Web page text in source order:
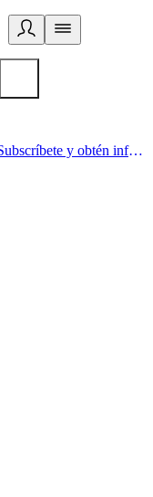
Acá comienza un estilo de vida saludable. Subscríbete y obtén información de primera mano